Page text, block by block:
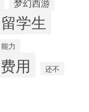
梦幻西游
留学生
能力
费用 还不